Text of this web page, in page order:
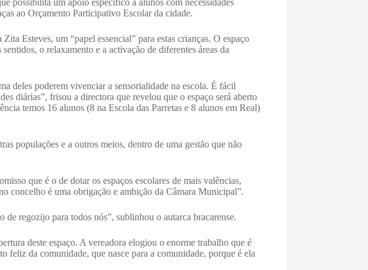
ao Orçamento Participativo Escolar da cidade.
Esteves, um “papel essencial” para estas crianças. O espaço
o relaxamento e a activação de diferentes áreas da
deles poderem vivenciar a sensorialidade na escola. É fácil
diárias”, frisou a directora que revelou que o espaço será aberto
temos 16 alunos (8 na Escola das Parretas e 8 alunos em Real)
populações e a outros meios, dentro de uma gestão que não
que é o de dotar os espaços escolares de mais valências,
concelho é uma obrigação e ambição da Câmara Municipal”.
regozijo para todos nós”, sublinhou o autarca bracarense.
deste espaço. A vereadora elogiou o enorme trabalho que é
feliz da comunidade, que nasce para a comunidade, porque é ela